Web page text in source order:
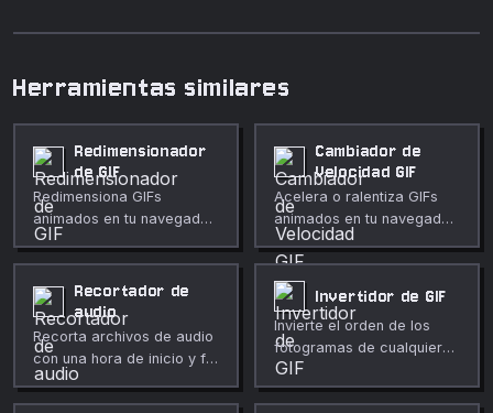
Herramientas similares
Redimensionador
de GIF
Redimensiona GIFs
animados en tu navegador
preservando la animación.
Bloqueo de aspecto,
ajuste de colores,
totalmente privado.
Cambiador de
Velocidad GIF
Acelera o ralentiza GIFs
animados en tu navegador.
Multiplicador ajustable de
0.1× a 5×, preserva los
fotogramas.
Recortador de
audio
Recorta archivos de audio
con una hora de inicio y fin
específicas. Previsualiza el
fragmento seleccionado y
Invertidor de GIF
Invierte el orden de los
fotogramas de cualquier
GIF animado en tu
navegador. Preserva los